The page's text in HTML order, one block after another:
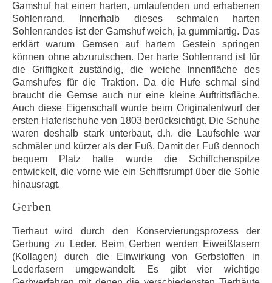
Gamshuf hat einen harten, umlaufenden und erhabenen
Sohlenrand. Innerhalb dieses schmalen harten
Sohlenrandes ist der Gamshuf weich, ja gummiartig. Das
erklärt warum Gemsen auf hartem Gestein springen
können ohne abzurutschen. Der harte Sohlenrand ist für
die Griffigkeit zuständig, die weiche Innenfläche des
Gamshufes für die Traktion. Da die Hufe schmal sind
braucht die Gemse auch nur eine kleine Auftrittsfläche.
Auch diese Eigenschaft wurde beim Originalentwurf der
ersten Haferlschuhe von 1803 berücksichtigt. Die Schuhe
waren deshalb stark unterbaut, d.h. die Laufsohle war
schmäler und kürzer als der Fuß. Damit der Fuß dennoch
bequem Platz hatte wurde die Schiffchenspitze
entwickelt, die vorne wie ein Schiffsrumpf über die Sohle
hinausragt.
Gerben
Tierhaut wird durch den Konservierungsprozess der
Gerbung zu Leder. Beim Gerben werden Eiweißfasern
(Kollagen) durch die Einwirkung von Gerbstoffen in
Lederfasern umgewandelt. Es gibt vier wichtige